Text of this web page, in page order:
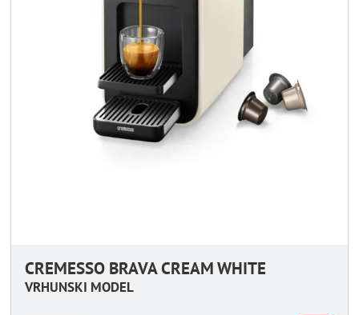
CREMESSO BRAVA CREAM WHITE
VRHUNSKI MODEL